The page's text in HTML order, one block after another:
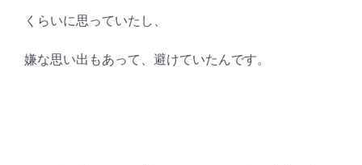
くらいに思っていたし、
嫌な思い出もあって、避けていたんです。